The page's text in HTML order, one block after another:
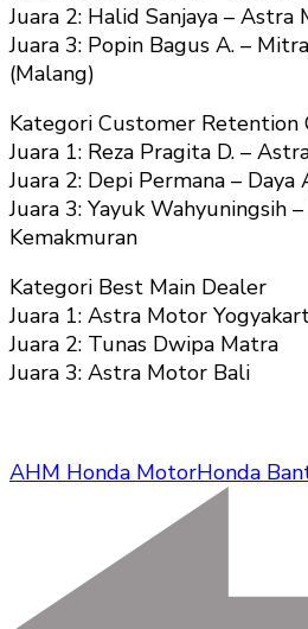
Juara 2: Halid Sanjaya – Astra
Juara 3: Popin Bagus A. –
(Malang)
Kategori Customer Retention
Juara 1: Reza Pragita D. –
Juara 2: Depi Permana –
Juara 3: Yayuk Wahyuningsih
Kemakmuran
Kategori Best Main Dealer
Juara 1: Astra Motor
Juara 2: Tunas Dwipa Matra
Juara 3: Astra Motor Bali
AHM Honda MotorHonda